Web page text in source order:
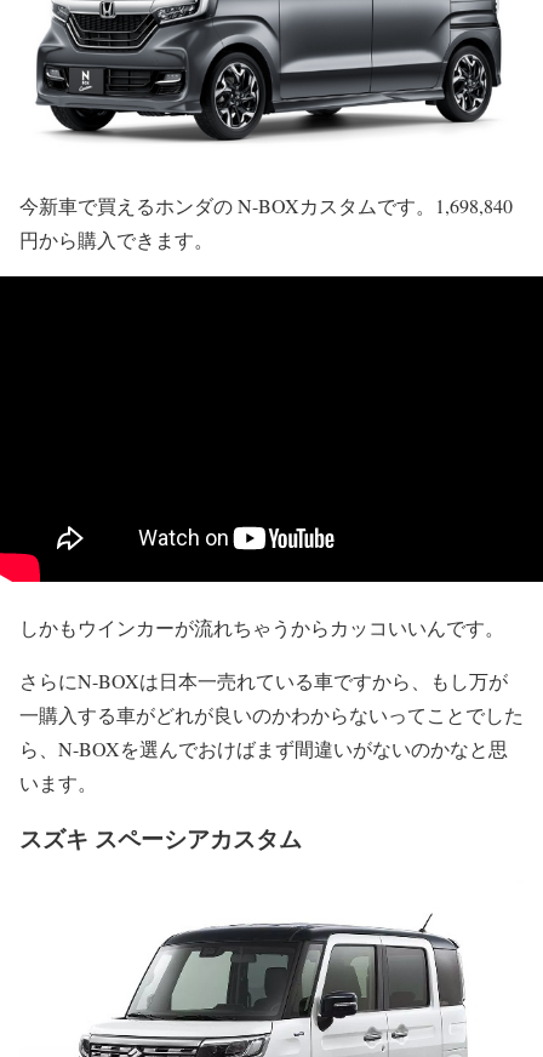
今新車で買えるホンダの N-BOXカスタムです。1,698,840
円から購入できます。
しかもウインカーが流れちゃうからカッコいいんです。
さらにN-BOXは日本一売れている車ですから、もし万が
一購入する車がどれが良いのかわからないってことでした
ら、N-BOXを選んでおけばまず間違いがないのかなと思
います。
スズキ スペーシアカスタム